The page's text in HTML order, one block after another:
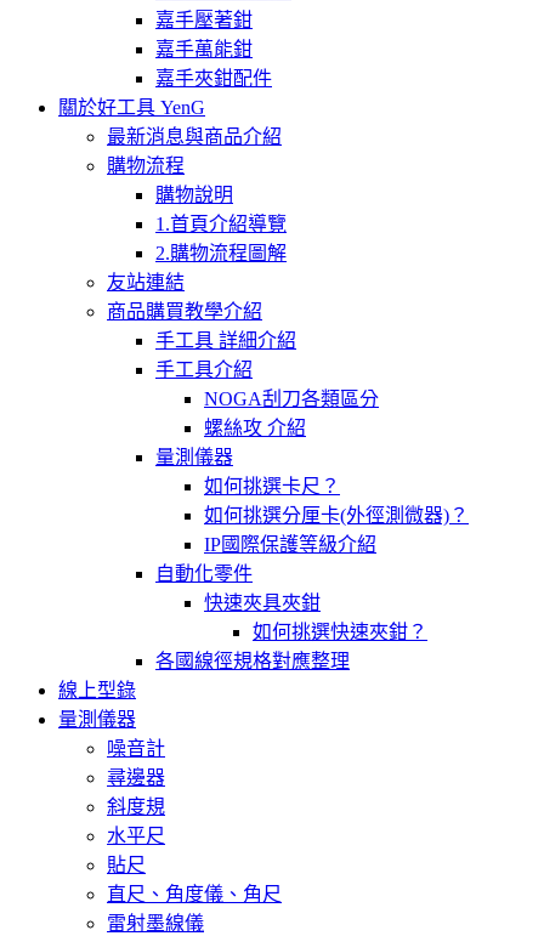
嘉手壓著鉗
嘉手萬能鉗
嘉手夾鉗配件
關於好工具 YenG
最新消息與商品介紹
購物流程
購物說明
1.首頁介紹導覽
2.購物流程圖解
友站連結
商品購買教學介紹
手工具 詳細介紹
手工具介紹
NOGA刮刀各類區分
螺絲攻 介紹
量測儀器
如何挑選卡尺？
如何挑選分厘卡(外徑測微器)？
IP國際保護等級介紹
自動化零件
快速夾具夾鉗
如何挑選快速夾鉗？
各國線徑規格對應整理
線上型錄
量測儀器
噪音計
尋邊器
斜度規
水平尺
貼尺
直尺、角度儀、角尺
雷射墨線儀